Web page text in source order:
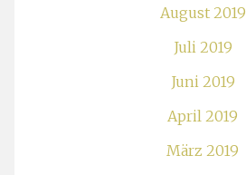
August 2019
Juli 2019
Juni 2019
April 2019
März 2019